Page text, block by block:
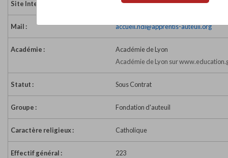
Site Internet : http://notre-dame-de-
Mail : accueil.ndl@apprentis-auteuil.org
Académie :
Académie de Lyon
Académie de Lyon sur
Statut : Sous Contrat
Groupe : Fondation d'auteuil
Caractère religieux : Catholique
Effectif général : 223